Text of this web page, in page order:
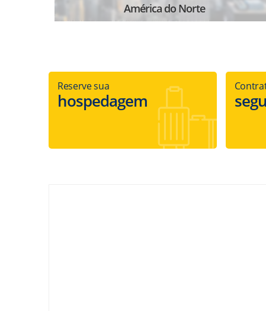
América do Norte
Reserve sua
hospedagem